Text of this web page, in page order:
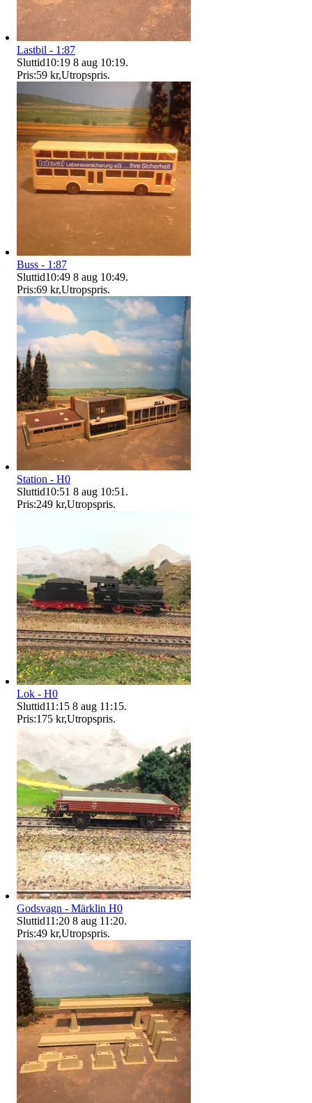
Lastbil - 1:87
Sluttid10:19 8 aug 10:19.
Pris:59 kr,Utropspris.
Buss - 1:87
Sluttid10:49 8 aug 10:49.
Pris:69 kr,Utropspris.
Station - H0
Sluttid10:51 8 aug 10:51 .
Pris:249 kr,Utropspris.
Lok - H0
Sluttid11:15 8 aug 11:15.
Pris:175 kr,Utropspris.
Godsvagn - Märklin H0
Sluttid11:20 8 aug 11:20.
Pris:49 kr,Utropspris.